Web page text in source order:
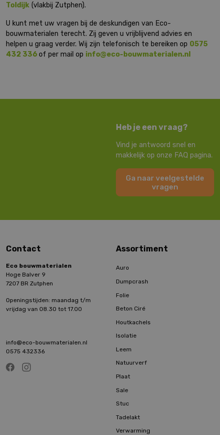
Toldijk (vlakbij Zutphen).
U kunt met uw vragen bij de deskundigen van Eco-
bouwmaterialen terecht. Zij geven u vrijblijvend advies en
helpen u graag verder. Wij zijn telefonisch te bereiken op 0575
432 336of per mail op info@eco-bouwmaterialen.nl
Heb je een vraag?
Vind je antwoord snel en
makkelijk op onze FAQ pagina.
Ga naar veelgestelde
vragen
Contact
Eco bouwmaterialen
Hoge Balver 9
7207 BR Zutphen
Openingstijden: maandag t/m
vrijdag van 08.30 tot 17.00
info@eco-bouwmaterialen.nl
0575 432336
Assortiment
Auro
Dumpcrash
Folie
Beton Ciré
Houtkachels
Isolatie
Leem
Natuurverf
Plaat
Sale
Stuc
Tadelakt
Verwarming